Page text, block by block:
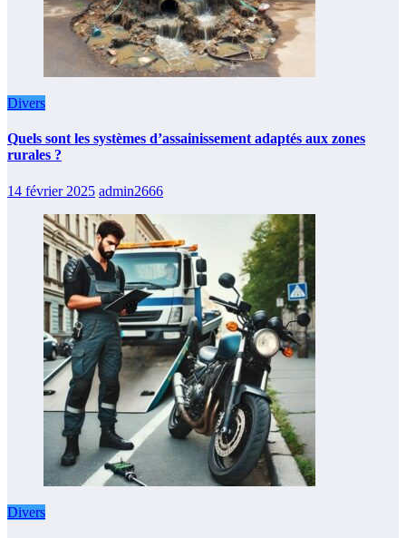
Divers
Quels sont les systèmes d’assainissement adaptés aux zones
rurales ?
14 février 2025 admin2666
Divers